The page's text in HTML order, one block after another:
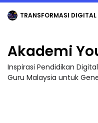
TRANSFORMASI DIGITAL GURU SIRI 7 :
Akademi
Inspirasi Pendidikan
Guru Malaysia untuk